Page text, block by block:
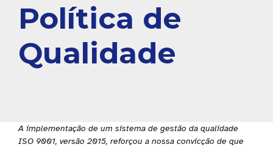
Política de
Qualidade
A implementação de um sistema de gestão da qualidade
ISO 9001, versão 2015, reforçou a nossa convicção de que